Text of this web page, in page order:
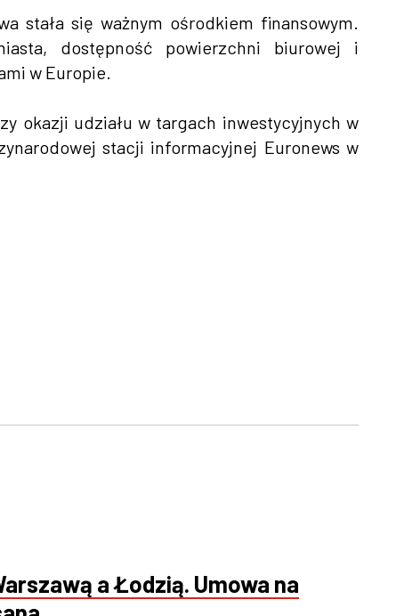
stała się ważnym ośrodkiem finansowym.
dostępność powierzchni biurowej i
w Europie.
okazji udziału w targach inwestycyjnych w
stacji informacyjnej Euronews w
a Łodzią. Umowa na